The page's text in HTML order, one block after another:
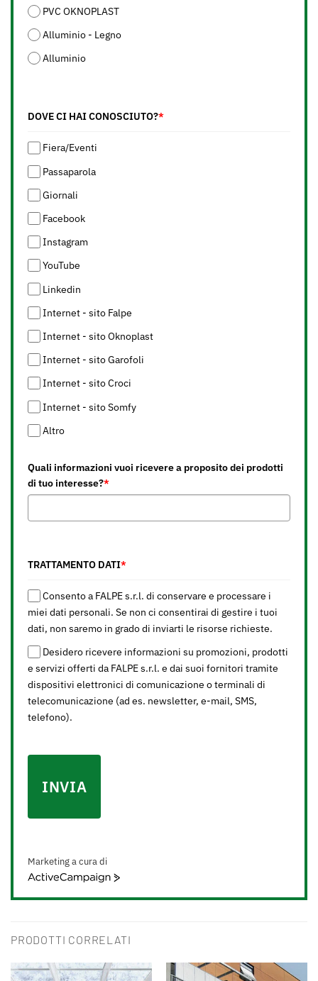
PVC OKNOPLAST
Alluminio - Legno
Alluminio
DOVE CI HAI CONOSCIUTO?*
Fiera/Eventi
Passaparola
Giornali
Facebook
Instagram
YouTube
Linkedin
Internet - sito Falpe
Internet - sito Oknoplast
Internet - sito Garofoli
Internet - sito Croci
Internet - sito Somfy
Altro
Quali informazioni vuoi ricevere a proposito dei prodotti
di tuo interesse?*
TRATTAMENTO DATI*
Consento a FALPE s.r.l. di conservare e processare i
miei dati personali. Se non ci consentirai di gestire i tuoi
dati, non saremo in grado di inviarti le risorse richieste.
Desidero ricevere informazioni su promozioni, prodotti
e servizi offerti da FALPE s.r.l. e dai suoi fornitori tramite
dispositivi elettronici di comunicazione o terminali di
telecomunicazione (ad es. newsletter, e-mail, SMS,
telefono).
INVIA
Marketing a cura di
ActiveCampaign
PRODOTTI CORRELATI